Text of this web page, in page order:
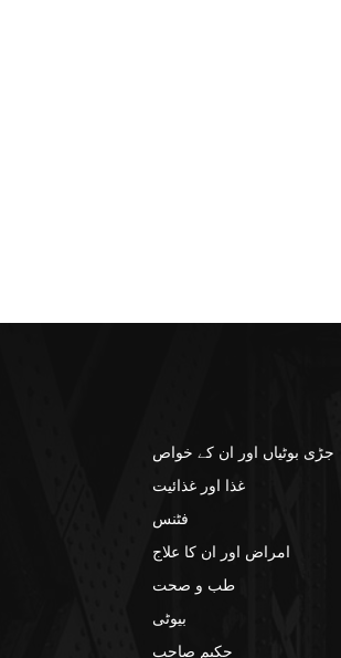
جڑی بوٹیاں اور ان کے خواص
غذا اور غذائیت
فٹنس
امراض اور ان کا علاج
طب و صحت
بیوٹی
حکیم صاحب